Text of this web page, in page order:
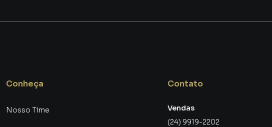
cidades do Brasil, incluindo Volta Redonda.
para Volta Redonda, o que aumenta muito o número de
consequência uma maior chance de vender ou alugar seu imóvel
um time de programadores, corretores treinados e uma central
proprietários e inquilinos.
Conheça
Nosso Time
Contato
Vendas
(24) 9919-2202